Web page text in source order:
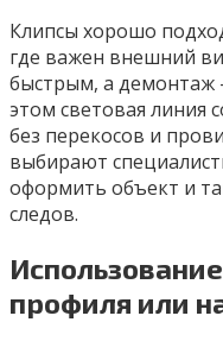
Клипсы хорошо
где важен внешний
быстрым, а
этом световая линия
без перекосов и
выбирают
оформить объект и
следов.
профиля или